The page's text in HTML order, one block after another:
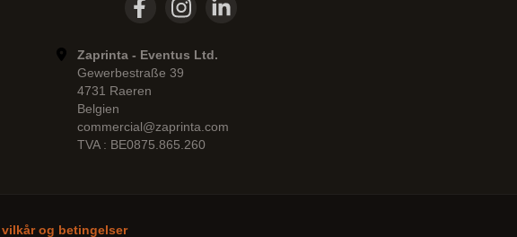
Zaprinta - Eventus Ltd.
Gewerbestraße 39
4731 Raeren
Belgien
commercial@zaprinta.com
TVA : BE0875.865.260
vilkår og betingelser